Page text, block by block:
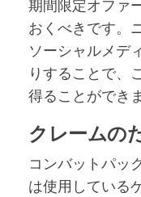
期間限定オファ
おくべきです。
ソーシャルメデ
りすることで、
得ることができ
クレームの
コンバットパッ
は使用している